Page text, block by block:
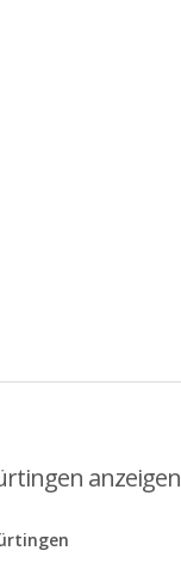
anzeigen